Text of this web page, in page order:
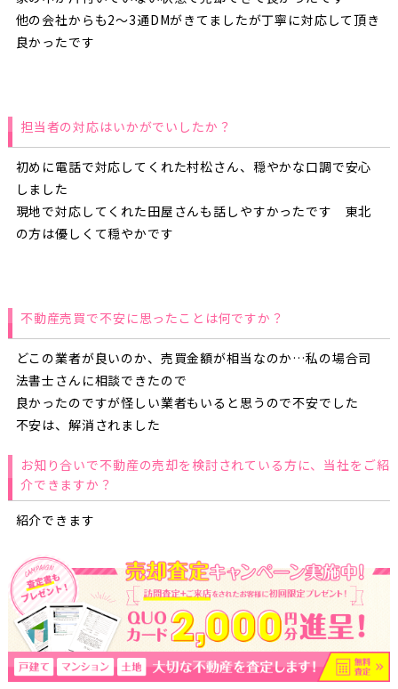
他の会社からも2～3通DMがきてましたが丁寧に対応して頂き
良かったです
担当者の対応はいかがでいしたか？
初めに電話で対応してくれた村松さん、穏やかな口調で安心
しました
現地で対応してくれた田屋さんも話しやすかったです 東北
の方は優しくて穏やかです
不動産売買で不安に思ったことは何ですか？
どこの業者が良いのか、売買金額が相当なのか…私の場合司
法書士さんに相談できたので
良かったのですが怪しい業者もいると思うので不安でした
不安は、解消されました
お知り合いで不動産の売却を検討されている方に、当社をご紹
介できますか？
紹介できます